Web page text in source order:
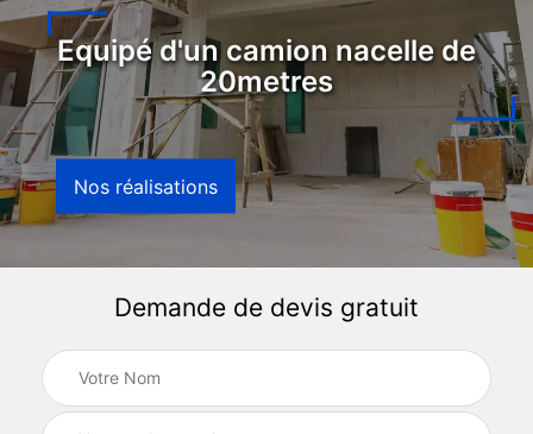
Equipé d'un camion nacelle de
20metres
Nos réalisations
Demande de devis gratuit